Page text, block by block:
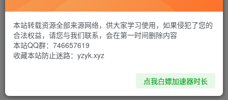
官方中文 容量2.7G
资源下载
点击下载
本站转载资源全部来源网络，供大家学习使用，如果侵犯了您的
合法权益，请您与我们联系，会在第一时间删除内容
本站QQ群：746657619
收藏本站防止迷路：yzyk.xyz
点我白嫖加速器时长